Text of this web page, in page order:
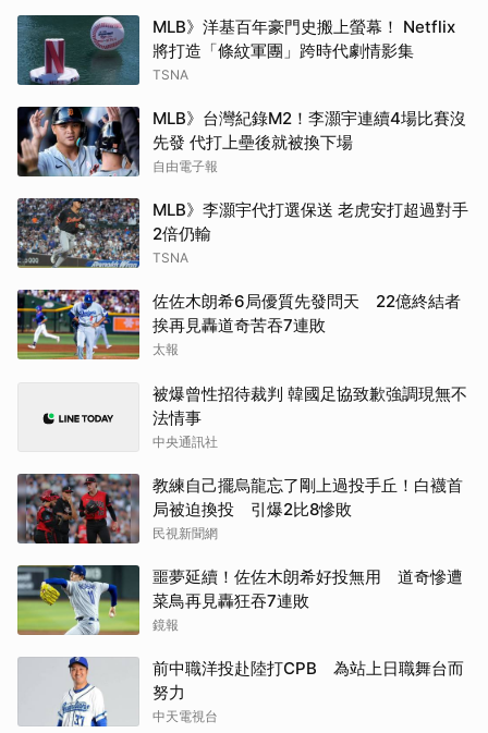
MLB》洋基百年豪門史搬上螢幕！ Netflix
將打造「條紋軍團」跨時代劇情影集
TSNA
MLB》台灣紀錄M2！李灝宇連續4場比賽沒
先發 代打上壘後就被換下場
自由電子報
MLB》李灝宇代打選保送 老虎安打超過對手
2倍仍輸
TSNA
佐佐木朗希6局優質先發問天 22億終結者
挨再見轟道奇苦吞7連敗
太報
被爆曾性招待裁判 韓國足協致歉強調現無不
法情事
中央通訊社
教練自己擺烏龍忘了剛上過投手丘！白襪首
局被迫換投 引爆2比8慘敗
民視新聞網
噩夢延續！佐佐木朗希好投無用 道奇慘遭
菜鳥再見轟狂吞7連敗
鏡報
前中職洋投赴陸打CPB 為站上日職舞台而
努力
中天電視台